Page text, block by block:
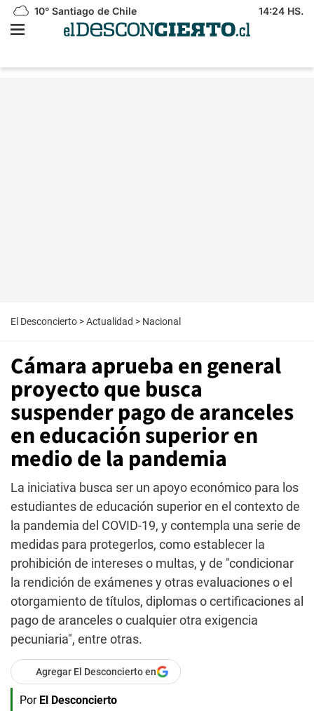
10° Santiago de Chile 14:24 HS.
El Desconcierto >Actualidad > Nacional
Cámara aprueba en general
proyecto que busca
suspender pago de aranceles
en educación superior en
medio de la pandemia
La iniciativa busca ser un apoyo económico para los
estudiantes de educación superior en el contexto de
la pandemia del COVID-19, y contempla una serie de
medidas para protegerlos, como establecer la
prohibición de intereses o multas, y de "condicionar
la rendición de exámenes y otras evaluaciones o el
otorgamiento de títulos, diplomas o certificaciones al
pago de aranceles o cualquier otra exigencia
pecuniaria", entre otras.
Agregar El Desconcierto en
Por El Desconcierto